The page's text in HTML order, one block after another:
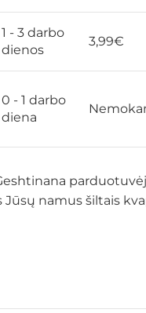
1 - 3 darbo
dienos
3,99€
0 - 1 darbo
diena
namus šiltais